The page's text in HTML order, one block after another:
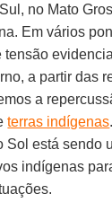
no Mato
Em vários
tensão
a partir das
a
terras indígenas
Sol está sendo
indígenas